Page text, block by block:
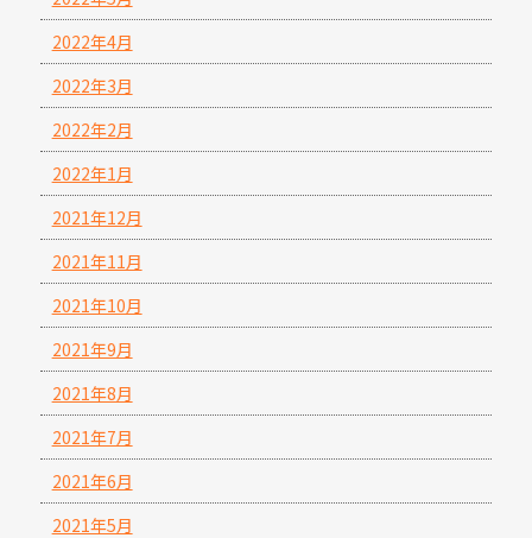
2022年4月
2022年3月
2022年2月
2022年1月
2021年12月
2021年11月
2021年10月
2021年9月
2021年8月
2021年7月
2021年6月
2021年5月